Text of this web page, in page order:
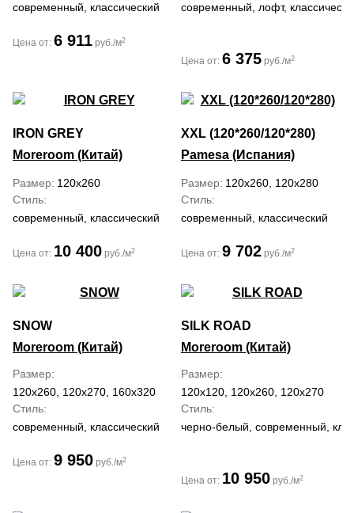
современный, классический
Цена от: 6 911 руб./м2
современный, лофт,
Цена от: 6 375 руб./м2
IRON GREY
Moreroom (Китай)
Размер 120x260
Стиль
современный, классический
Цена от: 10 400 руб./м2
XXL (120*260/120*280)
Pamesa (Испания)
Размер 120x260, 120x280
Стиль
современный, классический
Цена от: 9 702 руб./м2
SNOW
Moreroom (Китай)
Размер
120x260, 120x270, 160x320
Стиль
современный, классический
Цена от: 9 950 руб./м2
SILK ROAD
Moreroom (Китай)
Размер
120x120, 120x260, 120x270
Стиль
черно-белый, современный,
Цена от: 10 950 руб./м2